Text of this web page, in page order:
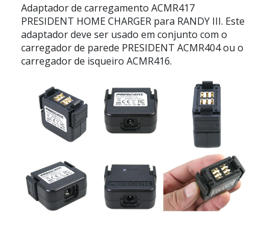
Adaptador de carregamento ACMR417
PRESIDENT HOME CHARGER para RANDY III. Este
adaptador deve ser usado em conjunto com o
carregador de parede PRESIDENT ACMR404 ou o
carregador de isqueiro ACMR416.